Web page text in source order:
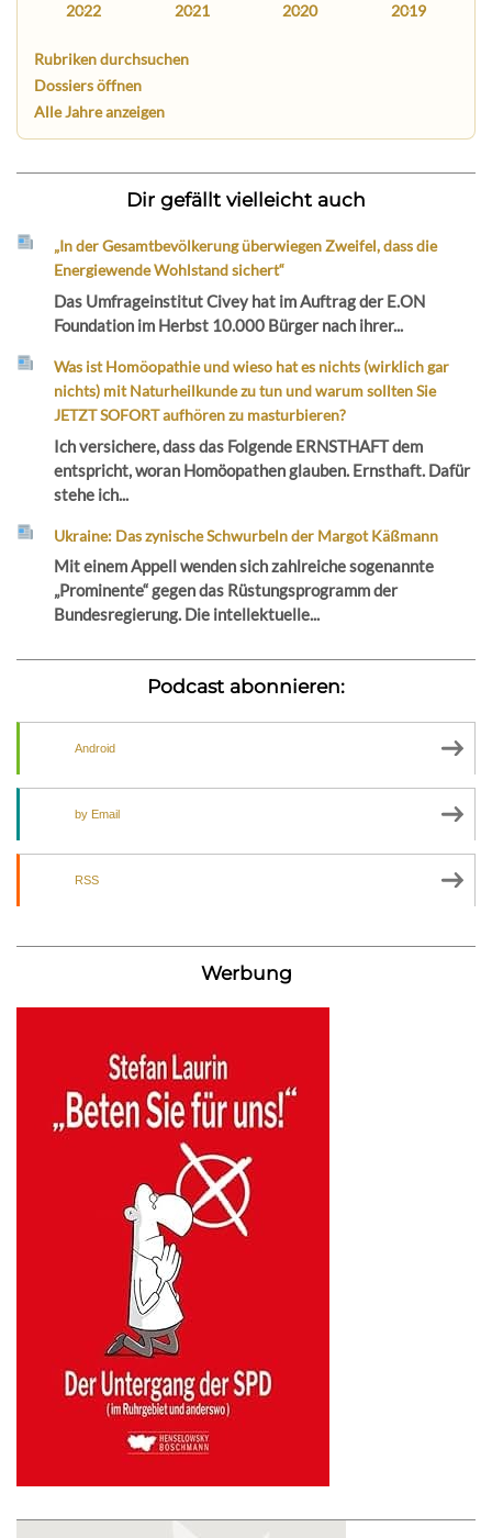
2022 2021 2020 2019
Rubriken durchsuchen
Dossiers öffnen
Alle Jahre anzeigen
Dir gefällt vielleicht auch
„In der Gesamtbevölkerung überwiegen Zweifel, dass die
Energiewende Wohlstand sichert“
Das Umfrageinstitut Civey hat im Auftrag der E.ON
Foundation im Herbst 10.000 Bürger nach ihrer...
Was ist Homöopathie und wieso hat es nichts (wirklich gar
nichts) mit Naturheilkunde zu tun und warum sollten Sie
JETZT SOFORT aufhören zu masturbieren?
Ich versichere, dass das Folgende ERNSTHAFT dem
entspricht, woran Homöopathen glauben. Ernsthaft. Dafür
stehe ich...
Ukraine: Das zynische Schwurbeln der Margot Käßmann
Mit einem Appell wenden sich zahlreiche sogenannte
„Prominente“ gegen das Rüstungsprogramm der
Bundesregierung. Die intellektuelle...
Podcast abonnieren:
Android
by Email
RSS
Werbung